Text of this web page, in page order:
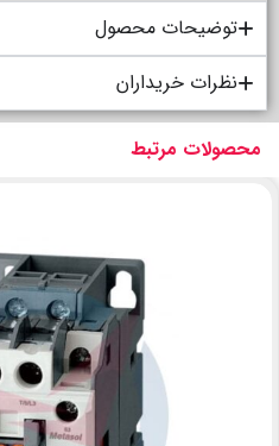
توضیحات محصول
نظرات خریداران
محصولات مرتبط